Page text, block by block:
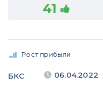
41
Рост прибыли
БКС 06.04.2022